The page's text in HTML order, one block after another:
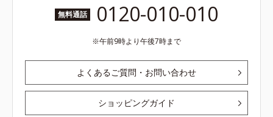
無料通話 0120-010-010
午前9時より午後7時まで
よくあるご質問・お問い合わせ
ショッピングガイド